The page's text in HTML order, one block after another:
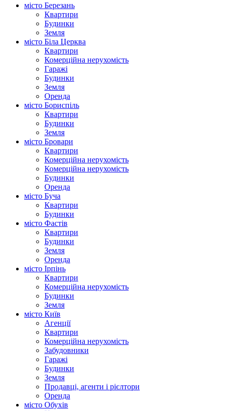
місто Березань
Квартири
Будинки
Земля
місто Біла Церква
Квартири
Комерційна нерухомість
Гаражі
Будинки
Земля
Оренда
місто Бориспіль
Квартири
Будинки
Земля
місто Бровари
Квартири
Комерційна нерухомість
Комерційна нерухомість
Будинки
Оренда
місто Буча
Квартири
Будинки
місто Фастів
Квартири
Будинки
Земля
Оренда
місто Ірпінь
Квартири
Комерційна нерухомість
Будинки
Земля
місто Київ
Агенції
Квартири
Комерційна нерухомість
Забудовники
Гаражі
Будинки
Земля
Продавці, агенти і рієлтори
Оренда
місто Обухів